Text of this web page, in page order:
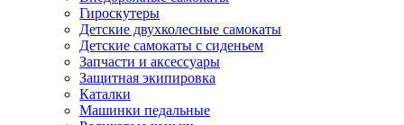
Гироскутеры
Детские двухколесные самокаты
Детские самокаты с сиденьем
Запчасти и аксессуары
Защитная экипировка
Каталки
Машинки педальные